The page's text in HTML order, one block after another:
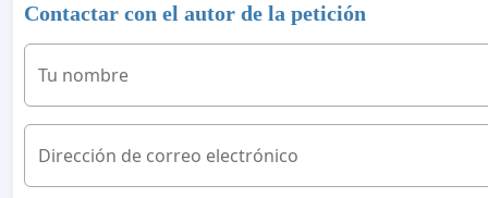
Contactar con el autor de la petición
Tu nombre
Dirección de correo electrónico